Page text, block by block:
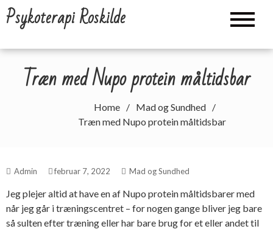
Skip
toPsykoterapi Roskilde
Træn med Nupo protein måltidsbar
Home
Mad og Sundhed
Træn med Nupo protein måltidsbar
Admin februar 7, 2022 Mad og Sundhed
Jeg plejer altid at have en af Nupo protein måltidsbarer med
når jeg går i træningscentret – for nogen gange bliver jeg bare
så sulten efter træning eller har bare brug for et eller andet til